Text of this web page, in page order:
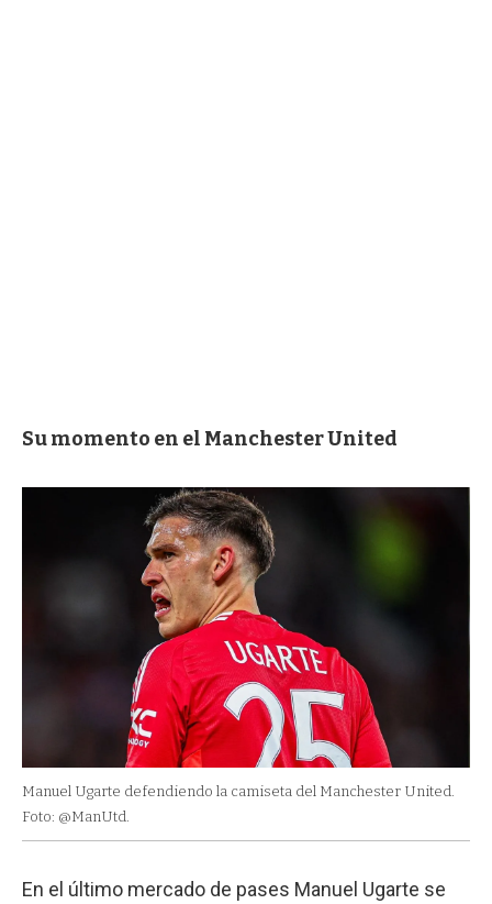
Su momento en el Manchester United
Manuel Ugarte defendiendo la camiseta del Manchester United.
Foto: @ManUtd.
En el último mercado de pases Manuel Ugarte se